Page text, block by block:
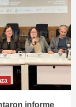
informe